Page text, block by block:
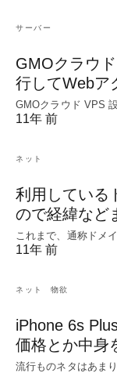
サーバー
GMOクラウ
行してWebア
GMOクラウド VPS
11年 前
ネット
利用している
ので経緯など
これまで、通称ドメ
11年 前
ネット 物欲
iPhone 6s
価格とか中身
流行ものネタはあま